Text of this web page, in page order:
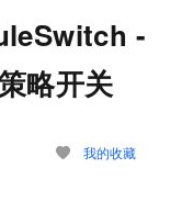
-
略开关
我的收藏